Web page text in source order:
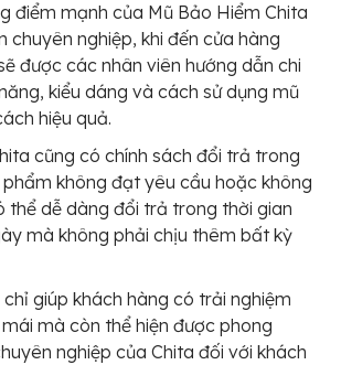
điểm mạnh của Mũ Bảo Hiểm Chita
chuyên nghiệp, khi đến cửa hàng
được các nhân viên hướng dẫn chi
kiểu dáng và cách sử dụng mũ
hiệu quả.
cũng có chính sách đổi trả trong
không đạt yêu cầu hoặc không
thể dễ dàng đổi trả trong thời gian
mà không phải chịu thêm bất kỳ
giúp khách hàng có trải nghiệm
mà còn thể hiện được phong
nghiệp của Chita đối với khách